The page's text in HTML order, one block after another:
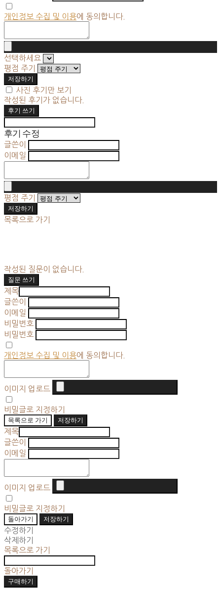
개인정보 수집 및 이용에 동의합니다.
선택하세요
평점 주기
저장하기
사진 후기만 보기
작성된 후기가 없습니다.
후기 쓰기
후기 수정
글쓴이
이메일
평점 주기
저장하기
목록으로 가기
작성된 질문이 없습니다.
질문 쓰기
제목
글쓴이
이메일
비밀번호
비밀번호
개인정보 수집 및 이용에 동의합니다.
이미지 업로드
비밀글로 지정하기
목록으로 가기
저장하기
제목
글쓴이
이메일
이미지 업로드
비밀글로 지정하기
돌아가기
저장하기
수정하기
삭제하기
목록으로 가기
돌아가기
구매하기